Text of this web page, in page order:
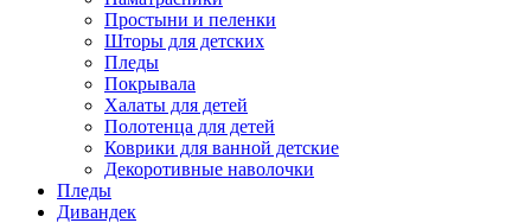
Простыни и пеленки
Шторы для детских
Пледы
Покрывала
Халаты для детей
Полотенца для детей
Коврики для ванной детские
Декоротивные наволочки
Пледы
Дивандек